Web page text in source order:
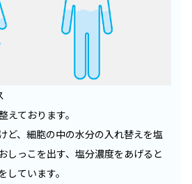
ております。
ど、細胞の中の水分の入れ替えを塩
しっこを出す、塩分濃度をあげると
ています。